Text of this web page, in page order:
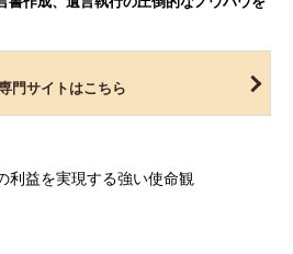
門サイトはこちら